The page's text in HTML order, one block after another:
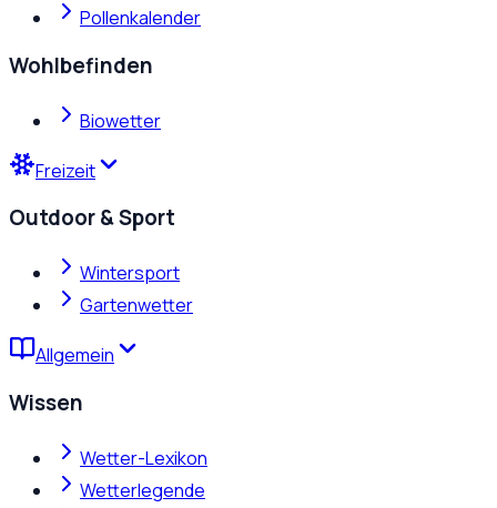
Pollenkalender
Wohlbefinden
Biowetter
Freizeit
Outdoor & Sport
Wintersport
Gartenwetter
Allgemein
Wissen
Wetter-Lexikon
Wetterlegende